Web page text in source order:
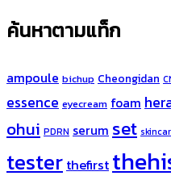
ค้นหาตามแท็ก
ampoule bichup Cheongidan
essence eyecream foam
ohui PDRN serum set
tester thefirst